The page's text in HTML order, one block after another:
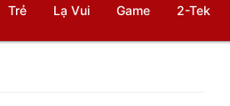
Trẻ Lạ Vui Game 2-Tek